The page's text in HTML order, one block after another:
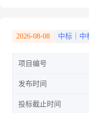
2026-08-08 中标｜中
项目编号
发布时间
投标截止时间